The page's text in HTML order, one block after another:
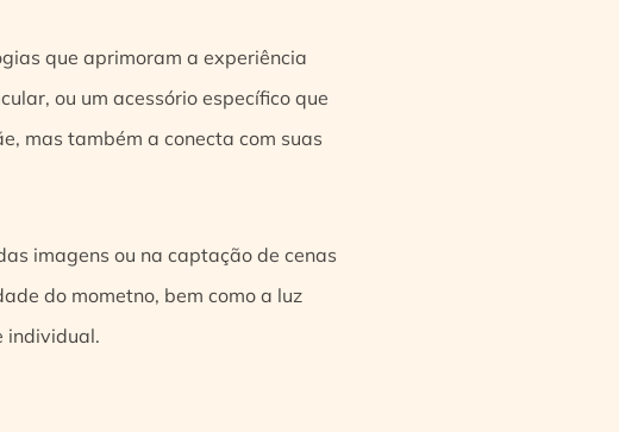
que aprimoram a experiência
ou um acessório específico que
mas também a conecta com suas
imagens ou na captação de cenas
do mometno, bem como a luz
individual.